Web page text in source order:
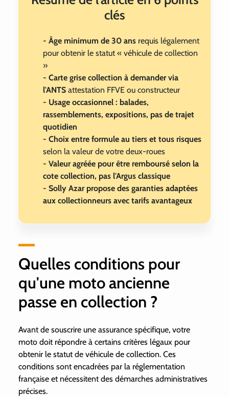
clés
- Âge minimum de 30 ans requis légalement
pour obtenir le statut « véhicule de collection
»
- Carte grise collection à demander via
l'ANTS attestation FFVE ou constructeur
- Usage occasionnel : balades,
rassemblements, expositions, pas de trajet
quotidien
- Choix entre formule au tiers et tous risques
selon la valeur de votre deux-roues
- Valeur agréée pour être remboursé selon la
cote collection, pas l'Argus classique
- Solly Azar propose des garanties adaptées
aux collectionneurs avec tarifs avantageux
Quelles conditions pour
qu'une moto ancienne
passe en collection ?
Avant de souscrire une assurance spécifique, votre
moto doit répondre à certains critères légaux pour
obtenir le statut de véhicule de collection. Ces
conditions sont encadrées par la réglementation
française et nécessitent des démarches administratives
précises.